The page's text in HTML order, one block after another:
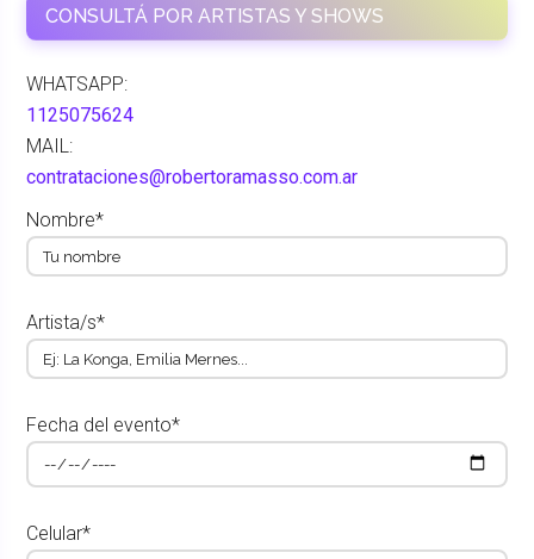
CONSULTÁ POR ARTISTAS Y SHOWS
WHATSAPP:
1125075624
MAIL:
contrataciones@robertoramasso.com.ar
Nombre*
Artista/s*
Fecha del evento*
Celular*